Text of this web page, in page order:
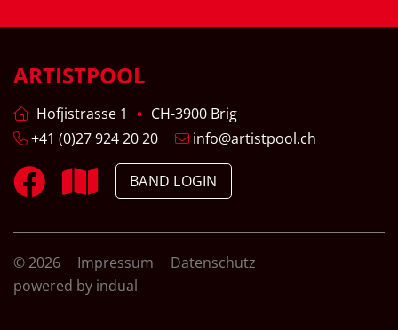
ARTISTPOOL
Hofjistrasse 1
CH-3900 Brig
+41 (0)27 924 20 20
info@artistpool.ch
BAND LOGIN
© 2026 Impressum
Datenschutz
powered by indual